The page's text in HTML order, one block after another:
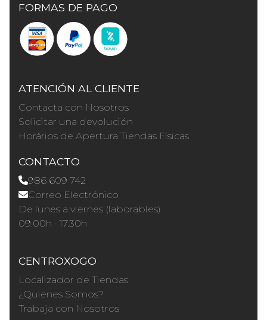
FORMAS DE PAGO
ATENCIÓN AL CLIENTE
Contacta con Nosotros
Solicitar una devolución
Horários de Apertura Tiendas Físicas
CONTACTO
986 609 742
Correo Electrónico
De lunes a viernes (laborables)
09.00h · 17.30h
CENTROXOGO
Localizador de Tiendas
¿Quienes Somos?
Trabaja con Nosotros